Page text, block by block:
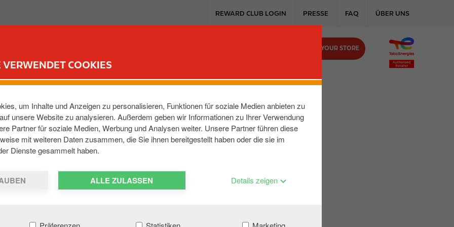
VERWENDET COOKIES
um Inhalte und Anzeigen zu personalisieren, Funktionen für soziale Medien anbieten zu
unsere Website zu analysieren. Außerdem geben wir Informationen zu Ihrer Verwendung
Partner für soziale Medien, Werbung und Analysen weiter. Unsere Partner führen diese
mit weiteren Daten zusammen, die Sie ihnen bereitgestellt haben oder die sie im
Dienste gesammelt haben.
ALLE ZULASSEN Details zeigen
u
REWARD CLUB LOGIN PRESSE FAQ ÜBER UNS
FIND YOUR STORE
LSTR
,46485,DE